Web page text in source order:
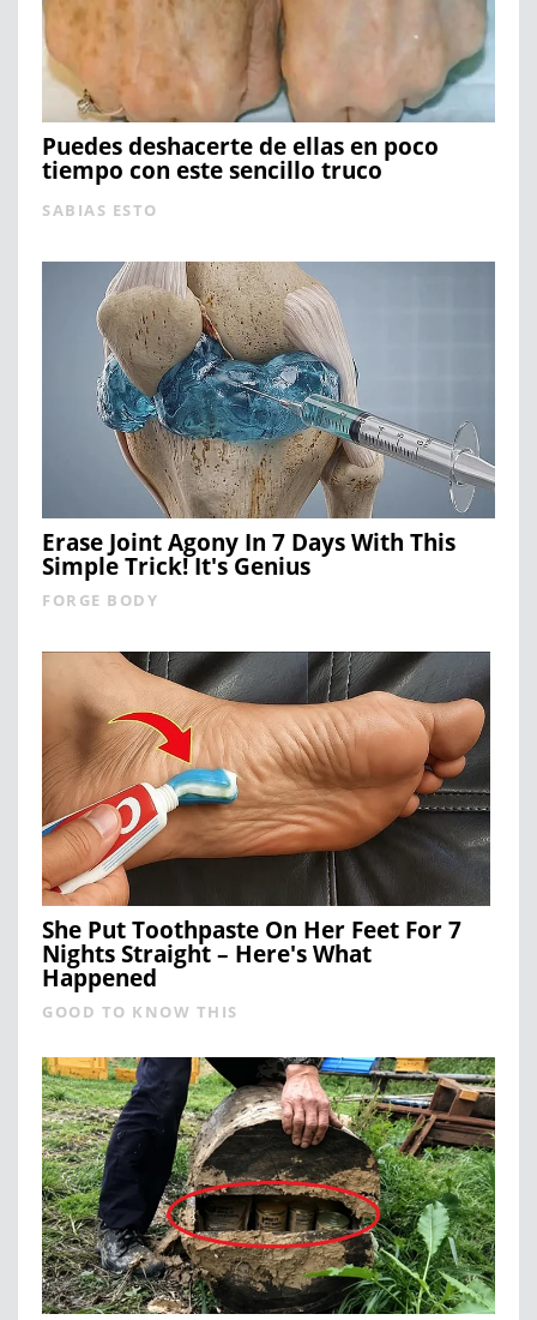
Puedes deshacerte de ellas en poco
tiempo con este sencillo truco
SABIAS ESTO
Erase Joint Agony In 7 Days With This
Simple Trick! It's Genius
FORGE BODY
She Put Toothpaste On Her Feet For 7
Nights Straight – Here's What
Happened
GOOD TO KNOW THIS